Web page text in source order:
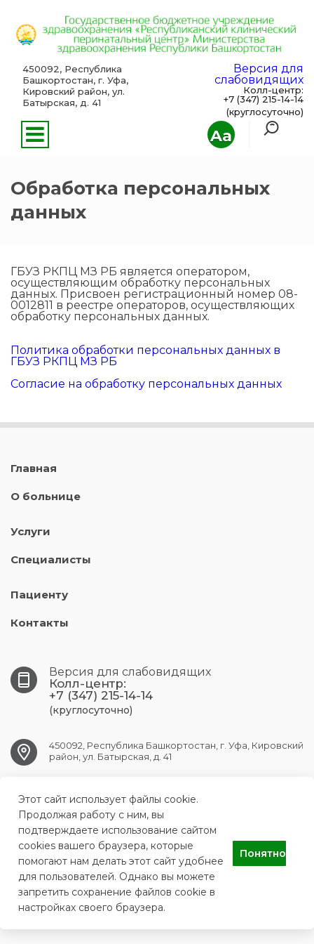
Aa
450092, Республика
Башкортостан, г. Уфа,
Кировский район, ул.
Батырская, д. 41
Версия для
слабовидящих
Колл-центр:
+7 (347) 215-14-14
(круглосуточно)
Обработка персональных
данных
ГБУЗ РКПЦ МЗ РБ является оператором,
осуществляющим обработку персональных
данных. Присвоен регистрационный номер 08-
0012811 в реестре операторов, осуществляющих
обработку персональных данных.
Политика обработки персональных данных в
ГБУЗ РКПЦ МЗ РБ
Согласие на обработку персональных данных
Главная
О больнице
Услуги
Специалисты
Пациенту
Контакты
Версия для слабовидящих
Колл-центр:
+7 (347) 215-14-14
(круглосуточно)
450092, Республика Башкортостан, г. Уфа, Кировский
район, ул. Батырская, д. 41
UFA.RPC@doctorrb.ru
ГБУЗ «Республиканский клинический перинатальный центр»
Министерства здравоохранения Республики Башкортостан
Этот сайт использует файлы cookie.
Продолжая работу с ним, вы
подтверждаете использование сайтом
cookies вашего браузера, которые
помогают нам делать этот сайт удобнее
для пользователей. Однако вы можете
запретить сохранение файлов cookie в
настройках своего браузера.
Понятно